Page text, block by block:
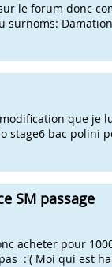
le forum donc
que je
stage6 bac polini
SM passage
acheter pour
:'( Moi qui est